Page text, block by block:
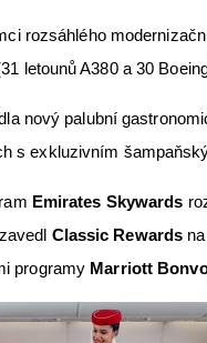
letounů A380 a 30
palubní
s exkluzivním
Emirates Skywards
Classic Rewards
programy Marriott